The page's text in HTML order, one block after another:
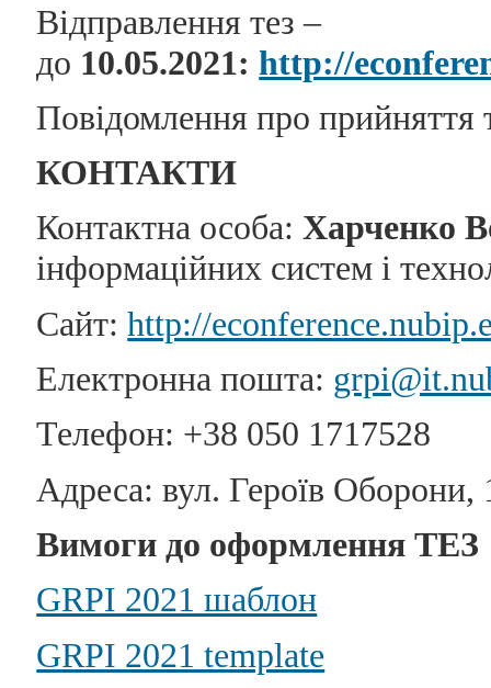
Відправлення тез –
до 10.05.2021:http://
Повідомлення про прийняття
КОНТАКТИ
Контактна особа:Харченко
інформаційних систем і
Сайт:http://
Електронна пошта:
Телефон: +38 050 1717528
Адреса: вул. Героїв Оборони,
Вимоги до оформлення ТЕЗ
GRPI 2021 шаблон
GRPI 2021 template